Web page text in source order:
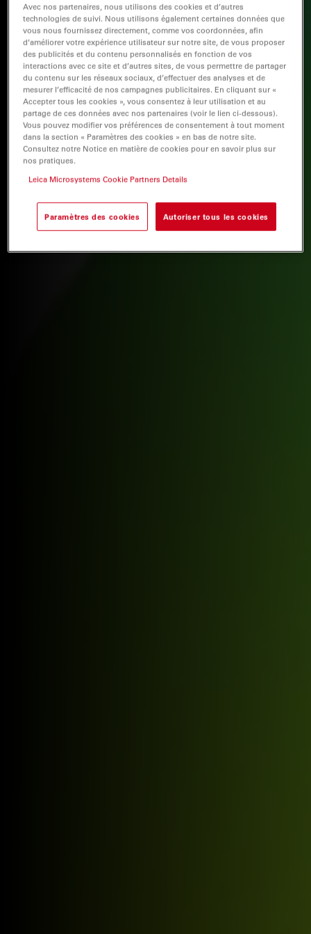
Avec nos partenaires, nous utilisons des cookies et d’autres
technologies de suivi. Nous utilisons également certaines données que
vous nous fournissez directement, comme vos coordonnées, afin
d’améliorer votre expérience utilisateur sur notre site, de vous proposer
des publicités et du contenu personnalisés en fonction de vos
interactions avec ce site et d’autres sites, de vous permettre de partager
du contenu sur les réseaux sociaux, d’effectuer des analyses et de
mesurer l’efficacité de nos campagnes publicitaires. En cliquant sur «
Accepter tous les cookies », vous consentez à leur utilisation et au
partage de ces données avec nos partenaires (voir le lien ci-dessous).
Vous pouvez modifier vos préférences de consentement à tout moment
dans la section « Paramètres des cookies » en bas de notre site.
Consultez notre Notice en matière de cookies pour en savoir plus sur
nos pratiques.
Leica Microsystems Cookie Partners Details
Paramètres des cookies Autoriser tous les cookies